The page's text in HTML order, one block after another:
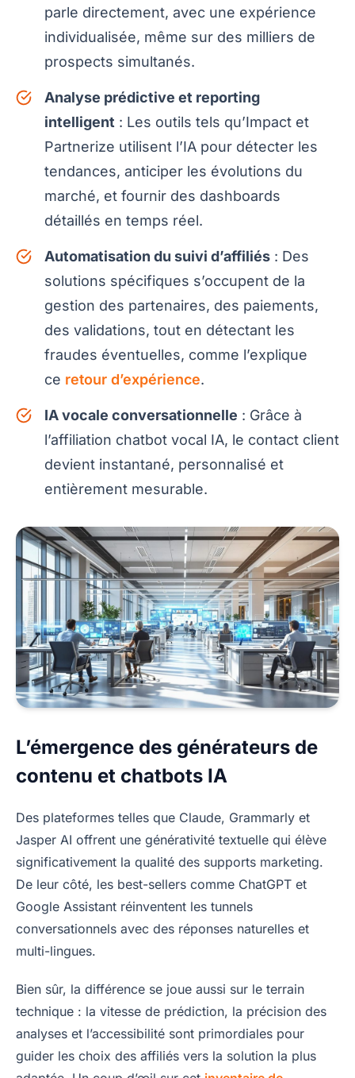
parle directement, avec une expérience
individualisée, même sur des milliers de
prospects simultanés.
Analyse prédictive et reporting
intelligent : Les outils tels qu’Impact et
Partnerize utilisent l’IA pour détecter les
tendances, anticiper les évolutions du
marché, et fournir des dashboards
détaillés en temps réel.
Automatisation du suivi d’affiliés : Des
solutions spécifiques s’occupent de la
gestion des partenaires, des paiements,
des validations, tout en détectant les
fraudes éventuelles, comme l’explique
ce retour d’expérience.
IA vocale conversationnelle : Grâce à
l’affiliation chatbot vocal IA, le contact client
devient instantané, personnalisé et
entièrement mesurable.
L’émergence des générateurs de
contenu et chatbots IA
Des plateformes telles que Claude, Grammarly et
Jasper AI offrent une générativité textuelle qui élève
significativement la qualité des supports marketing.
De leur côté, les best-sellers comme ChatGPT et
Google Assistant réinventent les tunnels
conversationnels avec des réponses naturelles et
multi-lingues.
Bien sûr, la différence se joue aussi sur le terrain
technique : la vitesse de prédiction, la précision des
analyses et l’accessibilité sont primordiales pour
guider les choix des affiliés vers la solution la plus